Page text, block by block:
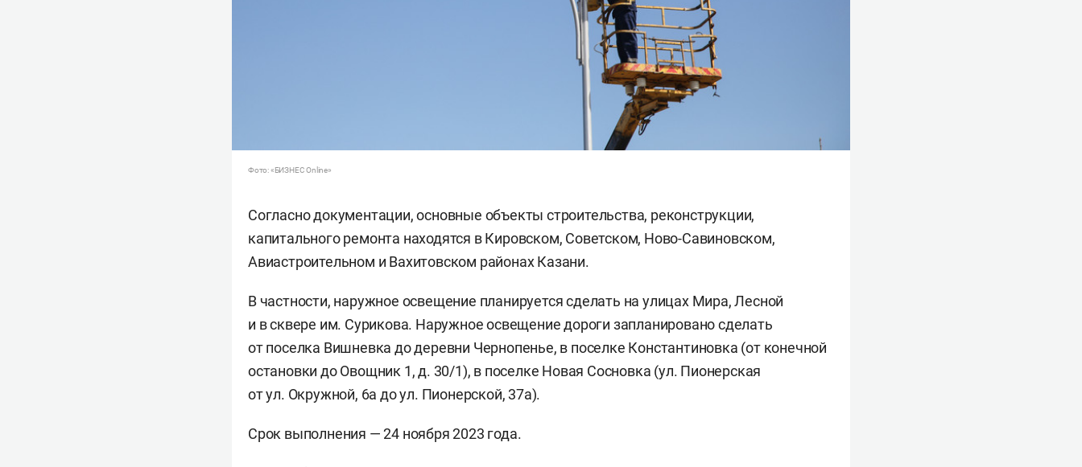
Фото: «БИЗНЕС Online»
Согласно документации, основные объекты строительства, реконструкции,
капитального ремонта находятся в Кировском, Советском, Ново-Савиновском,
Авиастроительном и Вахитовском районах Казани.
В частности, наружное освещение планируется сделать на улицах Мира, Лесной
и в сквере им. Сурикова. Наружное освещение дороги запланировано сделать
от поселка Вишневка до деревни Чернопенье, в поселке Константиновка (от конечной
остановки до Овощник 1, д. 30/1), в поселке Новая Сосновка (ул. Пионерская
от ул. Окружной, 6а до ул. Пионерской, 37а).
Срок выполнения — 24 ноября 2023 года.